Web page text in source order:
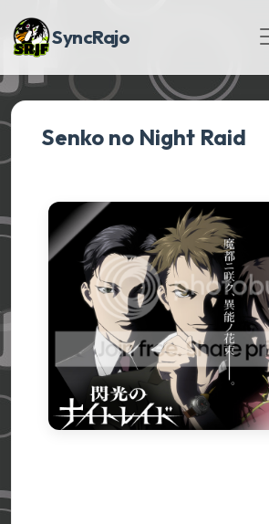
SyncRajo
Senko no Night Raid